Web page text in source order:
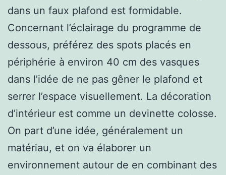
dans un faux plafond est formidable.
Concernant l’éclairage du programme de
dessous, préférez des spots placés en
périphérie à environ 40 cm des vasques
dans l’idée de ne pas gêner le plafond et
serrer l’espace visuellement. La décoration
d’intérieur est comme un devinette colosse.
On part d’une idée, généralement un
matériau, et on va élaborer un
environnement autour de en combinant des